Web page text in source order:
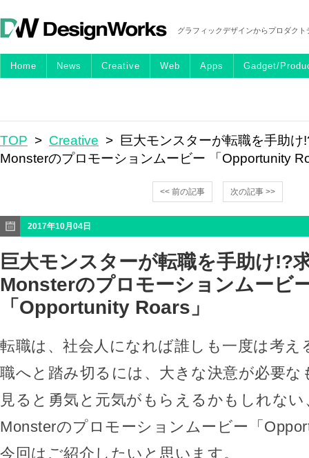
グラフィックデザインからプロダク
Home News Creative Web Apps Gadget/
TOP > Creative > 巨大モンスターが転職を手助け
Monsterのプロモーションムービー 「Opportunity
<< 前の記事 次の記事 >>
2017年10月04日
巨大モンスターが転職を手助け!?
Monsterのプロモーションムービ
「Opportunity Roars」
転職は、社会人になれば誰しも一度は考え
職へと踏み切るには、大きな決意が必要な
見ると勇気と元気がもらえるかもしれな
Monsterのプロモーションムービー「
今回はご紹介したいと思います。